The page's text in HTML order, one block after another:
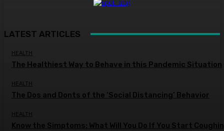
LATEST ARTICLES
HEALTH
The Healthiest Way to Behave in this Pandemic Situation
HEALTH
The Dos and Donts of the ‘Social Distancing’ Behavior
HEALTH
Know the Simptoms: What Will You Do If You Start